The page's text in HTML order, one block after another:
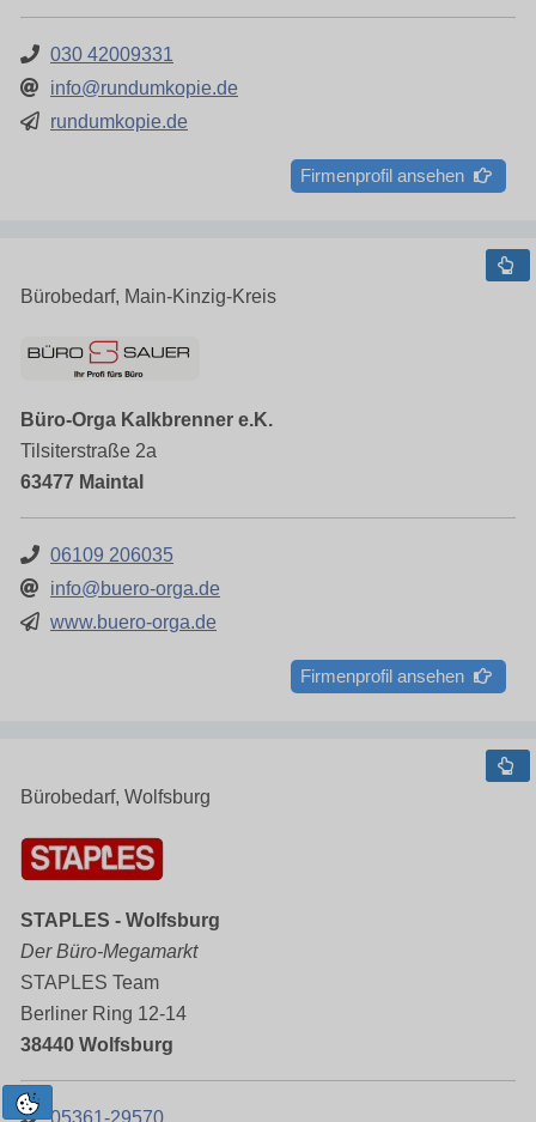
030 42009331
info@rundumkopie.de
rundumkopie.de
Firmenprofil ansehen
Bürobedarf, Main-Kinzig-Kreis
Büro-Orga Kalkbrenner e.K.
Tilsiterstraße 2a
63477 Maintal
06109 206035
info@buero-orga.de
www.buero-orga.de
Firmenprofil ansehen
Bürobedarf, Wolfsburg
STAPLES - Wolfsburg
Der Büro-Megamarkt
STAPLES Team
Berliner Ring 12-14
38440 Wolfsburg